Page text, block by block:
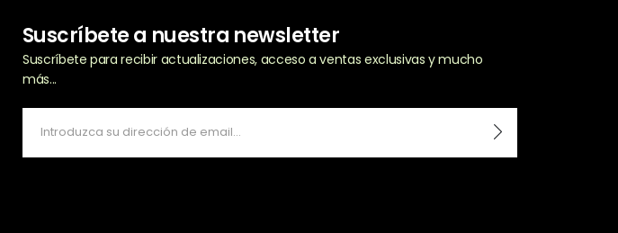
Suscríbete a nuestra newsletter
Suscríbete para recibir actualizaciones, acceso a ventas exclusivas y mucho
más...